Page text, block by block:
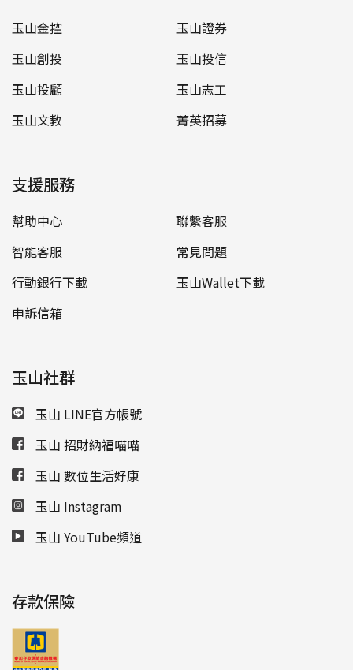
玉山金控
玉山證券
玉山創投
玉山投信
玉山投顧
玉山志工
玉山文教
菁英招募
支援服務
幫助中心
聯繫客服
智能客服
常見問題
行動銀行下載
玉山Wallet下載
申訴信箱
玉山社群
玉山 LINE官方帳號
玉山 招財納福喵喵
玉山 數位生活好康
玉山 Instagram
玉山 YouTube頻道
存款保險